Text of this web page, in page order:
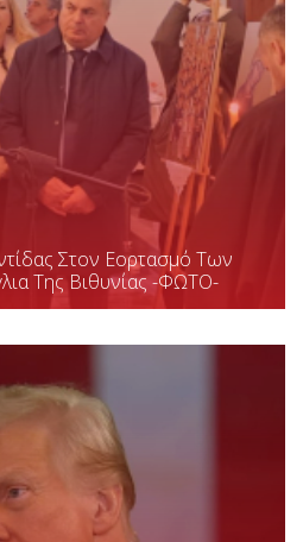
Στον Εορτασμό Των
Της Βιθυνίας -ΦΩΤΟ-